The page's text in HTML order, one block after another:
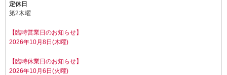
定休日
第2木曜
【臨時営業日のお知らせ】
2026年10月8日(木曜)
【臨時休業日のお知らせ】
2026年10月6日(火曜)